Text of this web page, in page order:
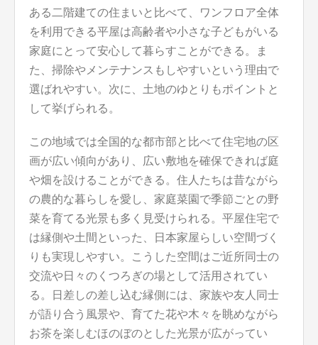
ある二階建ての住まいと比べて、ワンフロア全体
を利用できる平屋は高齢者や小さな子どもがいる
家庭にとって安心して暮らすことができる。ま
た、掃除やメンテナンスもしやすいという理由で
選ばれやすい。次に、土地のゆとりもポイントと
して挙げられる。
この地域では全国的な都市部と比べて住宅地の区
画が広い傾向があり、広い敷地を確保できれば庭
や畑を設けることができる。住人たちは昔ながら
の農的な暮らしを愛し、家庭菜園で季節ごとの野
菜を育てる光景も多く見受けられる。平屋住宅で
は縁側や土間といった、日本家屋らしい空間づく
りも実現しやすい。こうした空間はご近所同士の
交流や日々のくつろぎの場として活用されてい
る。日差しの差し込む縁側には、家族や友人同士
が語り合う風景や、育てた花や木々を眺めながら
お茶を楽しむほのぼのとした光景が広がってい